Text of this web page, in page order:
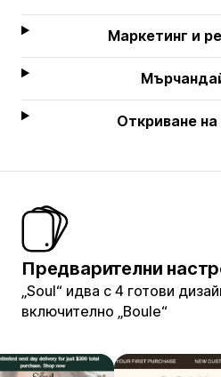
Маркетинг и
Откриване
Предварителни
„Soul“ идва с 4 готови
включително „Boule“